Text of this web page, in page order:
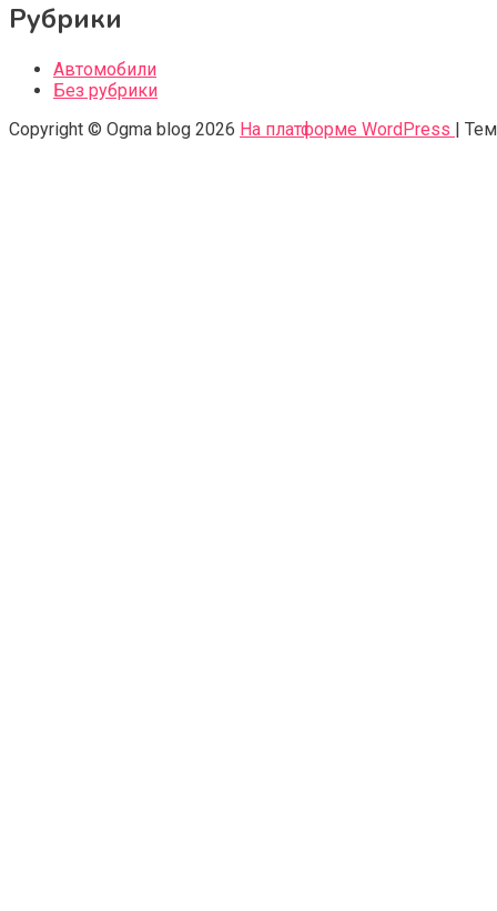
Рубрики
Автомобили
Без рубрики
Copyright © Ogma blog 2026 На платформе WordPress |